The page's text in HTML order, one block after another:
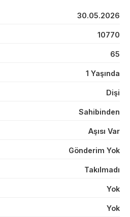
30.05.2026
10770
65
1 Yaşında
Dişi
Sahibinden
Aşısı Var
Gönderim Yok
Takılmadı
Yok
Yok